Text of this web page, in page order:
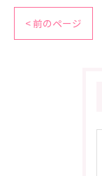
< 前のページ